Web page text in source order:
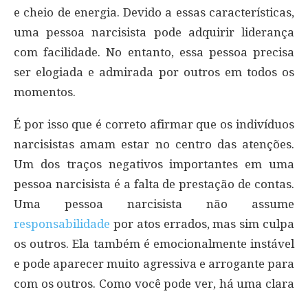
e cheio de energia. Devido a essas características,
uma pessoa narcisista pode adquirir liderança
com facilidade. No entanto, essa pessoa precisa
ser elogiada e admirada por outros em todos os
momentos.
É por isso que é correto afirmar que os indivíduos
narcisistas amam estar no centro das atenções.
Um dos traços negativos importantes em uma
pessoa narcisista é a falta de prestação de contas.
Uma pessoa narcisista não assume
responsabilidade por atos errados, mas sim culpa
os outros. Ela também é emocionalmente instável
e pode aparecer muito agressiva e arrogante para
com os outros. Como você pode ver, há uma clara